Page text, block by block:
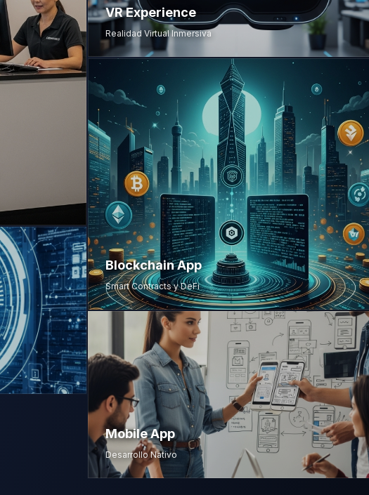
VR Experience
Realidad Virtual Inmersiva
Blockchain App
Smart Contracts y DeFi
Mobile App
Desarrollo Nativo